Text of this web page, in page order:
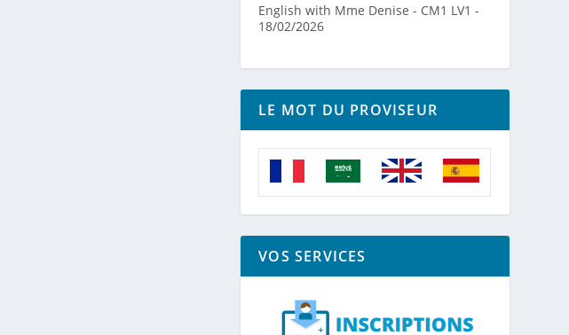
English with Mme Denise - CM1 LV1 -
18/02/2026
LE MOT DU PROVISEUR
VOS SERVICES